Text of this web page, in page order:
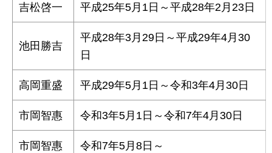
吉松啓一 平成25年5月1日～平成28年2月23日
池田勝吉
平成28年3月29日～平成29年4月30
日
高岡重盛 平成29年5月1日～令和3年4月30日
市岡智惠 令和3年5月1日～令和7年4月30日
市岡智惠 令和7年5月8日～